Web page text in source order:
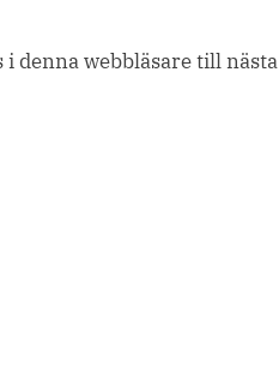
denna webbläsare till nästa